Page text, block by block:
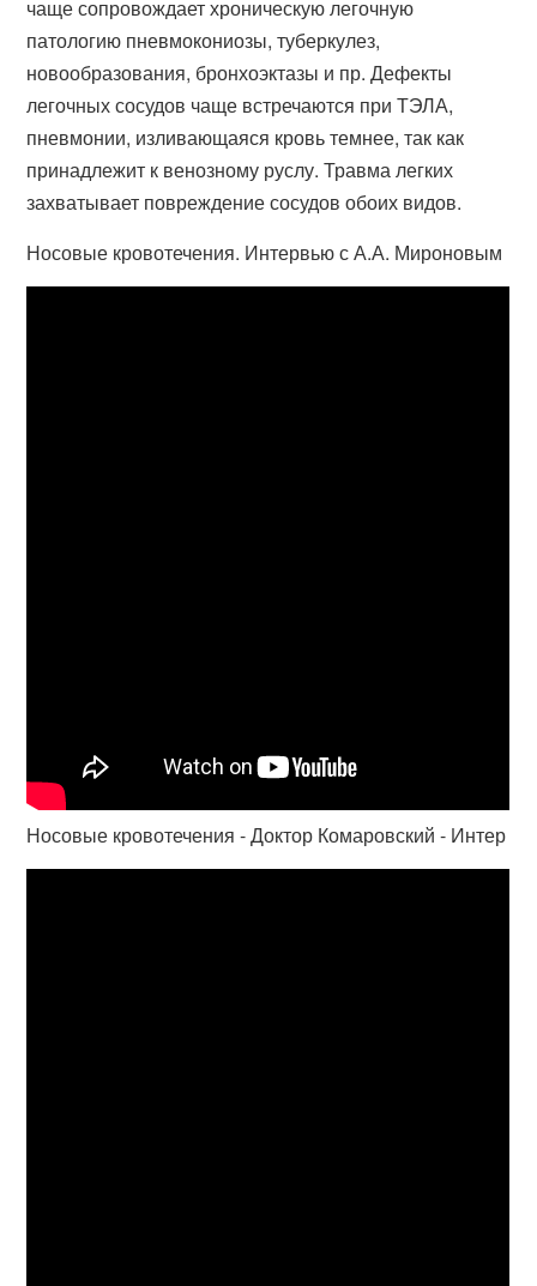
чаще сопровождает хроническую легочную
патологию пневмокониозы, туберкулез,
новообразования, бронхоэктазы и пр. Дефекты
легочных сосудов чаще встречаются при ТЭЛА,
пневмонии, изливающаяся кровь темнее, так как
принадлежит к венозному руслу. Травма легких
захватывает повреждение сосудов обоих видов.
Носовые кровотечения. Интервью с А.А. Мироновым
Носовые кровотечения - Доктор Комаровский - Интер